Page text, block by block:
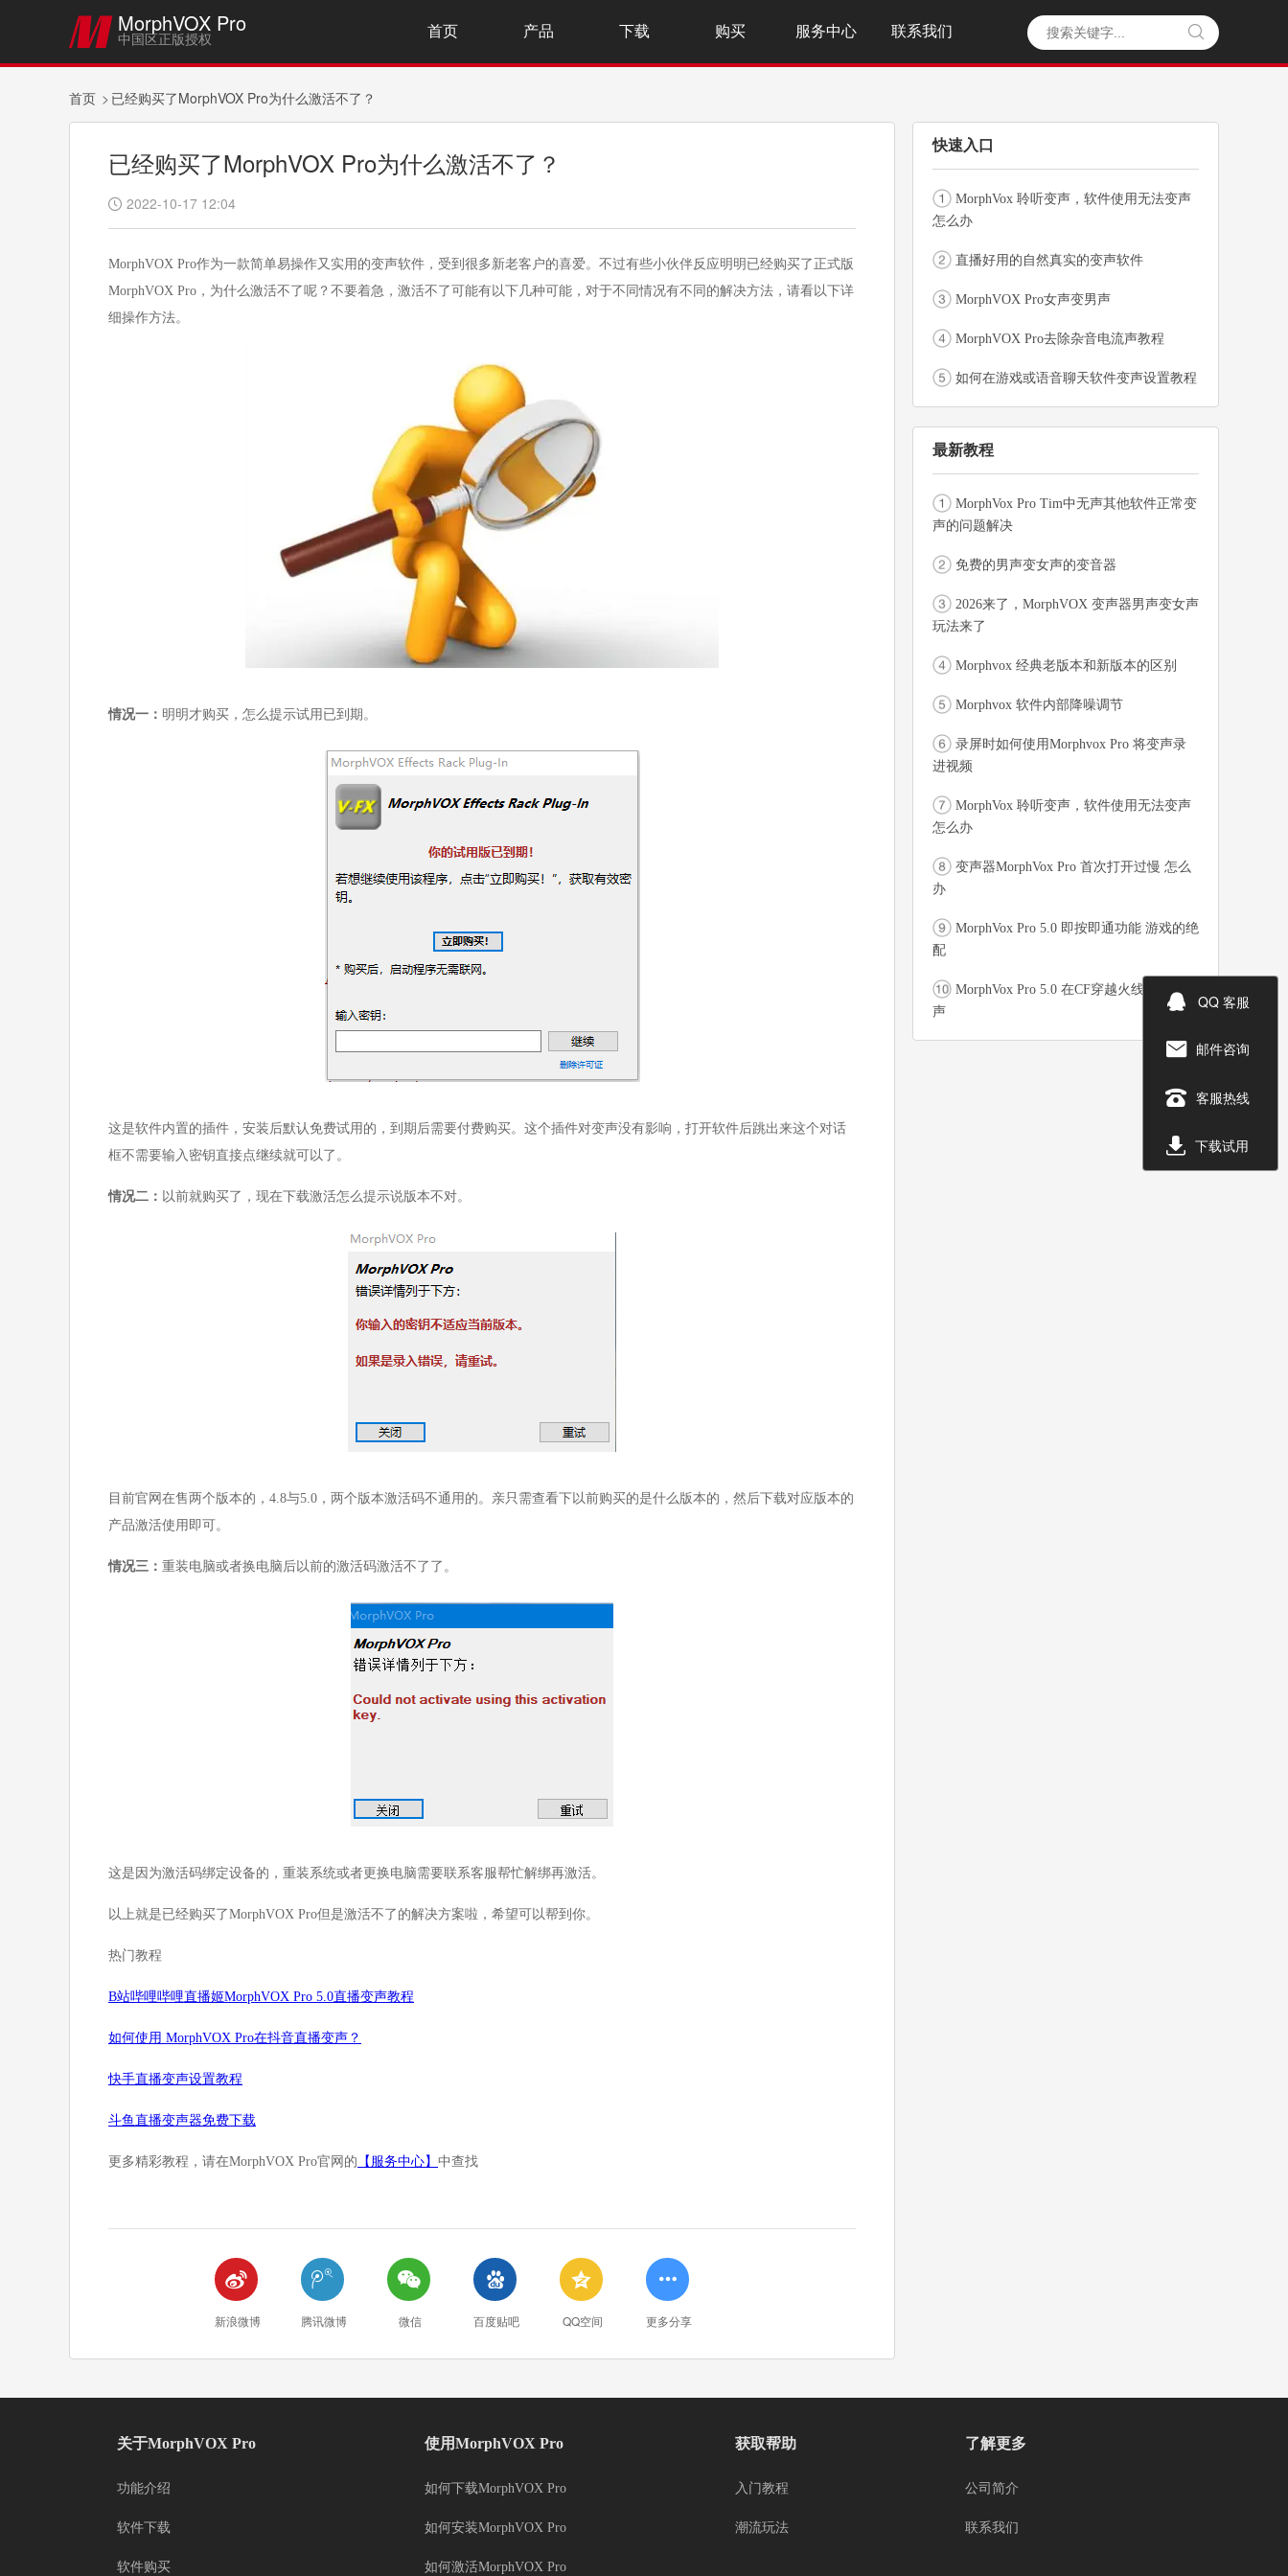
 MorphVOX Pro
中国区正版授权

首页 产品 下载 购买 服务中心 联系我们
首页 已经购买了MorphVOX Pro为什么激活不了？
已经购买了MorphVOX Pro为什么激活不了？
 2022-10-17 12:04
MorphVOX Pro作为一款简单易操作又实用的变声软件，受到很多新老客户的喜爱。不过有些小伙伴反应明明已经购买了正式版
MorphVOX Pro，为什么激活不了呢？不要着急，激活不了可能有以下几种可能，对于不同情况有不同的解决方法，请看以下详
细操作方法。
情况一： 明明才购买，怎么提示试用已到期。
这是软件内置的插件，安装后默认免费试用的，到期后需要付费购买。这个插件对变声没有影响，打开软件后跳出来这个对话
框不需要输入密钥直接点继续就可以了。
情况二： 以前就购买了，现在下载激活怎么提示说版本不对。
目前官网在售两个版本的，4.8与5.0，两个版本激活码不通用的。亲只需查看下以前购买的是什么版本的，然后下载对应版本的
产品激活使用即可。
情况三： 重装电脑或者换电脑后以前的激活码激活不了了。
这是因为激活码绑定设备的，重装系统或者更换电脑需要联系客服帮忙解绑再激活。
以上就是已经购买了MorphVOX Pro但是激活不了的解决方案啦，希望可以帮到你。
热门教程
B站哔哩哔哩直播姬MorphVOX Pro 5.0直播变声教程
如何使用 MorphVOX Pro在抖音直播变声？
快手直播变声设置教程
斗鱼直播变声器免费下载
更多精彩教程，请在MorphVOX Pro官网的 【 服务中心】 中查找

新浪微博

腾讯微博

微信

百度贴吧

QQ空间

更多分享
快速入口
MorphVox 聆听变声，软件使用无法变声
怎么办
直播好用的自然真实的变声软件
MorphVOX Pro女声变男声
MorphVOX Pro去除杂音电流声教程
如何在游戏或语音聊天软件变声设置教程
最新教程
MorphVox Pro Tim中无声其他软件正常变
声的问题解决
免费的男声变女声的变音器
2026来了，MorphVOX 变声器男声变女声
玩法来了
Morphvox 经典老版本和新版本的区别
Morphvox 软件内部降噪调节
录屏时如何使用Morphvox Pro 将变声录
进视频
MorphVox 聆听变声，软件使用无法变声
怎么办
变声器MorphVox Pro 首次打开过慢 怎么
办
MorphVox Pro 5.0 即按即通功能 游戏的绝
配
MorphVox Pro 5.0 在CF穿越火线中应用变
声
关于MorphVOX Pro
功能介绍
软件下载
软件购买
使用MorphVOX Pro
如何下载MorphVOX Pro
如何安装MorphVOX Pro
如何激活MorphVOX Pro
获取帮助
入门教程
潮流玩法
了解更多
公司简介
联系我们
 QQ 客服
 邮件咨询
 客服热线
 下载试用